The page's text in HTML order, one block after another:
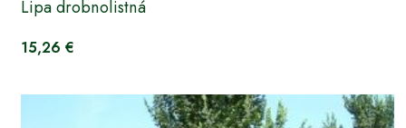
Lipa drobnolistná
15,26 €